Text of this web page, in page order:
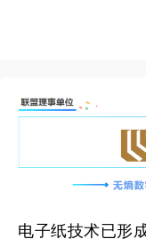
电子纸技术已形